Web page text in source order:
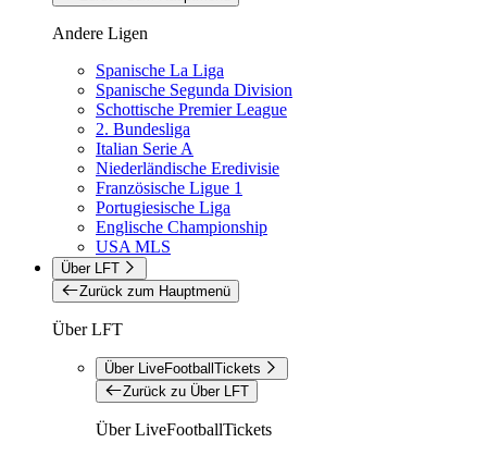
Andere Ligen
Spanische La Liga
Spanische Segunda Division
Schottische Premier League
2. Bundesliga
Italian Serie A
Niederländische Eredivisie
Französische Ligue 1
Portugiesische Liga
Englische Championship
USA MLS
Über LFT
Zurück zum Hauptmenü
Über LFT
Über LiveFootballTickets
Zurück zu Über LFT
Über LiveFootballTickets